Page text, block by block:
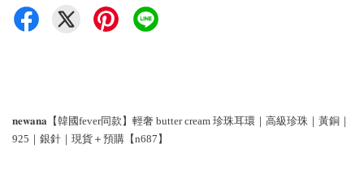
𝐧𝐞𝐰𝐚𝐧𝐚【韓國fever同款】輕奢 butter cream 珍珠耳環｜高級珍珠｜黃銅｜
925｜銀針｜現貨＋預購【n687】